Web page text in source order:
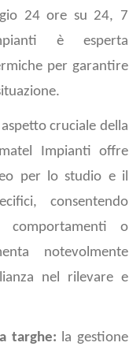
24 ore su 24, 7
è esperta
per garantire
cruciale della
Impianti offre
per lo studio e il
consentendo
comportamenti o
notevolmente
nel rilevare e
targhe: la gestione